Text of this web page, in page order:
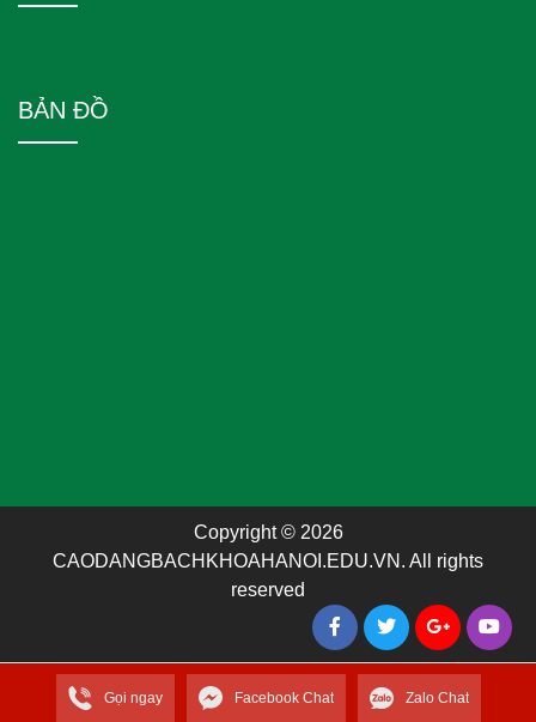
BẢN ĐỒ
Copyright © 2026
CAODANGBACHKHOAHANOI.EDU.VN. All rights
reserved
Gọi ngay Facebook Chat Zalo Chat